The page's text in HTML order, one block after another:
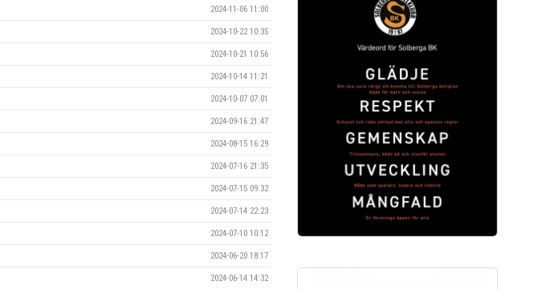
2024-11-06 11:00
2024-10-22 10:35
2024-10-21 10:56
2024-10-14 11:21
2024-10-07 07:01
2024-09-16 21:47
2024-08-15 16:29
2024-07-16 21:35
2024-07-15 09:32
2024-07-14 22:23
2024-07-10 10:12
2024-06-20 18:17
2024-06-14 14:32